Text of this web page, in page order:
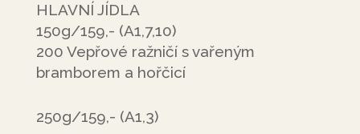
HLAVNÍ JÍDLA
150g/159,- (A1,7,10)
200 Vepřové ražničí s vařeným
bramborem a hořčicí
250g/159,- (A1,3)